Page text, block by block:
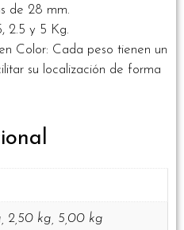
de 28 mm.
2.5 y 5 Kg.
Color: Cada peso tienen un
su localización de forma
2,50 kg, 5,00 kg